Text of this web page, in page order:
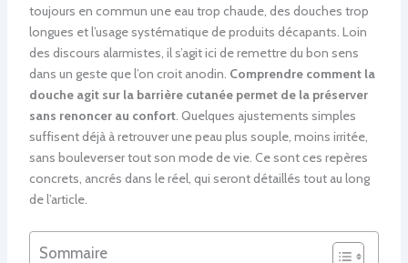
toujours en commun une eau trop chaude, des douches trop
longues et l’usage systématique de produits décapants. Loin
des discours alarmistes, il s’agit ici de remettre du bon sens
dans un geste que l’on croit anodin. Comprendre comment la
douche agit sur la barrière cutanée permet de la préserver
sans renoncer au confort. Quelques ajustements simples
suffisent déjà à retrouver une peau plus souple, moins irritée,
sans bouleverser tout son mode de vie. Ce sont ces repères
concrets, ancrés dans le réel, qui seront détaillés tout au long
de l’article.
Sommaire